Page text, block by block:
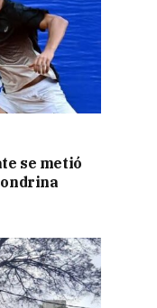
se metió